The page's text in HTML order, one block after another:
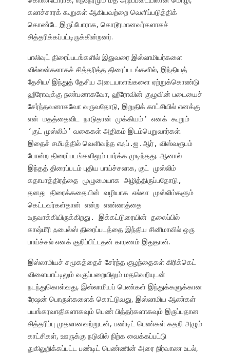
கலாச்சாரக் கூறுகள் ஆகியவற்றை வெளிப்படுத்திக்
கொண்டே இருப்போராக, கொடூரமானவர்களாகச்
சித்தரிக்கப்பட்டிருக்கின்றனர்.
பாலிவுட் திரைப்படங்களில் இதுவரை இஸ்லாமியர்களை
வில்லன்களாகச் சித்தரித்த திரைப்படங்களில், இந்தியத்
தேசிய/ இந்துத் தேசிய அடையாளங்களை ஏற்றுக்கொண்டு
ஹீரோவுக்கு நண்பனாகவோ, ஹீரோவின் குழுவின் படையைச்
சேர்ந்தவனாகவோ வருவதோடு, இறுதிக் காட்சியில் எனக்கு
என் மதத்தைவிட நாடுதான் முக்கியம்’ எனக் கூறும்
‘குட் முஸ்லிம்’ வகைகள் அதிகம் இடம்பெறுவார்கள்.
இதைச் சமீபத்தில் வெளிவந்த எஃப்.ஐ.ஆர், விஸ்வரூபம்
போன்ற திரைப்படங்களிலும் பார்க்க முடிந்தது. ஆனால்
இந்தத் திரைப்படம் புதிய பாய்ச்சலாக, குட் முஸ்லிம்
கதாபாத்திரத்தை முழுமையாக அழித்திருப்பதோடு,
தனது திரைக்கதையின் வழியாக எல்லா முஸ்லிம்களும்
கெட்டவர்கள்தான் என்ற எண்ணத்தை
உருவாக்கியிருக்கிறது. இக்கட்டுரையின் தலைப்பில்
காஷ்மீரி ஃபைல்ஸ் திரைப்படத்தை இந்திய சினிமாவில் ஒரு
பாய்ச்சல் எனக் குறிப்பிட்டதன் காரணம் இதுதான்.
இஸ்லாமியச் சமூகத்தைச் சேர்ந்த குழந்தைகள் கிரிக்கெட்
விளையாட்டிலும் வகுப்பறையிலும் மதவெறியுடன்
நடந்துகொள்வது, இஸ்லாமியப் பெண்கள் இந்துக்களுக்கான
ரேஷன் பொருள்களைக் கொட்டுவது, இஸ்லாமிய ஆண்கள்
பயங்கரவாதிகளாகவும் பெண் பித்தர்களாகவும் இருப்பதான
சித்தரிப்பு முதலானவற்றுடன், பண்டிட் பெண்கள் கதறி அழும்
காட்சிகள், ஊருக்கு நடுவில் நிற்க வைக்கப்பட்டு
துகிலுறிக்கப்பட்ட பண்டிட் பெண்ணின் அரை நிர்வாண உடல்,